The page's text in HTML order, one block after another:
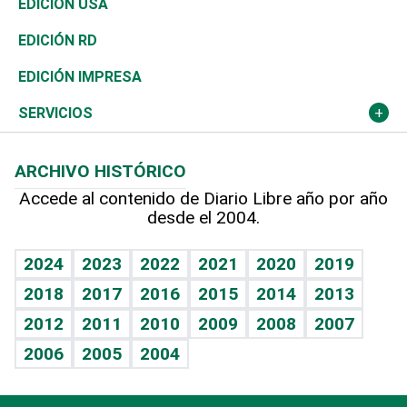
Ocenanía
Caribe
Resto del mundo
Telecom.
Global y variable
Economía personal
Sociales
Novedades
Podcast Arte Libre
Hablando con el pediatra
Vida y familia
Eñe
Celebrando la vida
Sin complejos
En pocas palabras
Tenis
Olimpismo
Más deportes
TBT Deportivo
El Espía
Noticiero Poteleche
Columnistas
Más firmas
Historia
Martes de tecnología
Cambio climático
Economía
Revista
Deportes
Opinión
Hecho en casa
Guía del dinero
EDICIÓN USA
EDICIÓN RD
EDICIÓN IMPRESA
SERVICIOS
Cumpleaños
Horóscopos
Crucigramas
ARCHIVO HISTÓRICO
Accede al contenido de Diario Libre año por año
desde el 2004.
2024 2023 2022 2021 2020
2019
2018
2017 2016 2015 2014
2013
2012
2011 2010 2009 2008
2007
2006
2005 2004